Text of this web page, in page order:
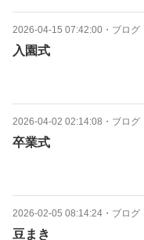
2026-04-15 07:42:00 ・ ブログ
入園式
2026-04-02 02:14:08 ・ ブログ
卒業式
2026-02-05 08:14:24 ・ ブログ
豆まき